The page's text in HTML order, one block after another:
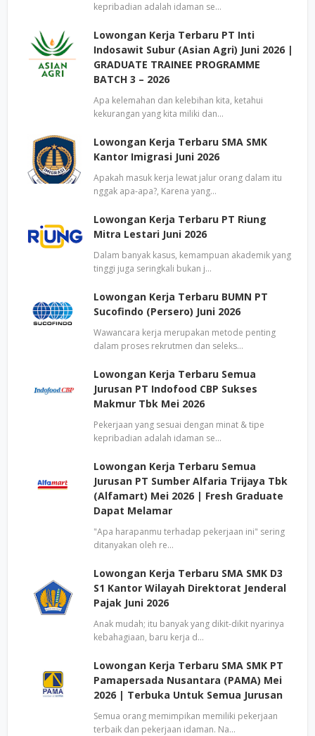
kepribadian adalah idaman se…
Lowongan Kerja Terbaru PT Inti
Indosawit Subur (Asian Agri) Juni 2026 |
GRADUATE TRAINEE PROGRAMME
BATCH 3 – 2026
Apa kelemahan dan kelebihan kita, ketahui
kekurangan yang kita miliki dan…
Lowongan Kerja Terbaru SMA SMK
Kantor Imigrasi Juni 2026
Apakah masuk kerja lewat jalur orang dalam itu
nggak apa-apa?, Karena yang…
Lowongan Kerja Terbaru PT Riung
Mitra Lestari Juni 2026
Dalam banyak kasus, kemampuan akademik yang
tinggi juga seringkali bukan j…
Lowongan Kerja Terbaru BUMN PT
Sucofindo (Persero) Juni 2026
Wawancara kerja merupakan metode penting
dalam proses rekrutmen dan seleks…
Lowongan Kerja Terbaru Semua
Jurusan PT Indofood CBP Sukses
Makmur Tbk Mei 2026
Pekerjaan yang sesuai dengan minat & tipe
kepribadian adalah idaman se…
Lowongan Kerja Terbaru Semua
Jurusan PT Sumber Alfaria Trijaya Tbk
(Alfamart) Mei 2026 | Fresh Graduate
Dapat Melamar
"Apa harapanmu terhadap pekerjaan ini" sering
ditanyakan oleh re…
Lowongan Kerja Terbaru SMA SMK D3
S1 Kantor Wilayah Direktorat Jenderal
Pajak Juni 2026
Anak mudah; itu banyak yang dikit-dikit nyarinya
kebahagiaan, baru kerja d…
Lowongan Kerja Terbaru SMA SMK PT
Pamapersada Nusantara (PAMA) Mei
2026 | Terbuka Untuk Semua Jurusan
Semua orang memimpikan memiliki pekerjaan
terbaik dan pekerjaan idaman. Na…